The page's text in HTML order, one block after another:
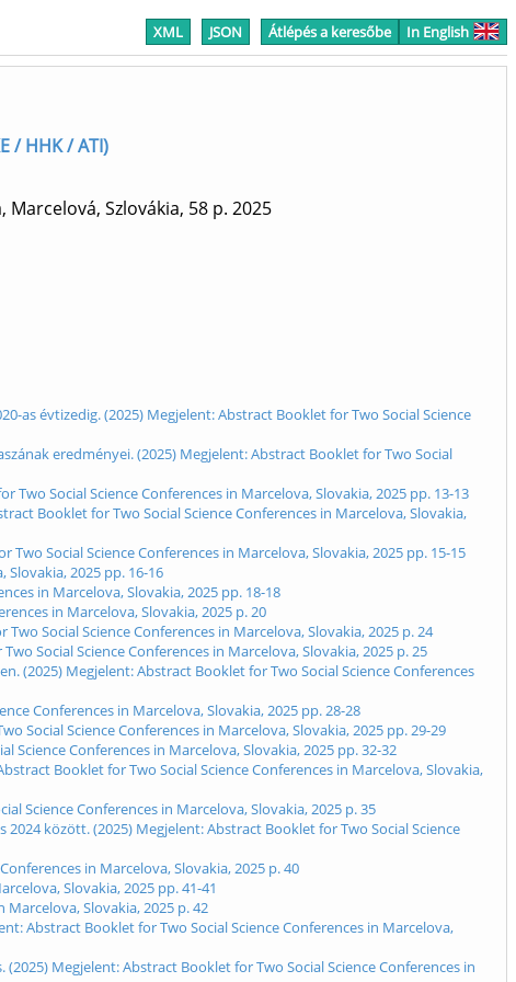
XML JSON Átlépés a keresőbe In English
/ HHK / ATI)
Szlovákia, 58 p. 2025
as évtizedig. (2025) Megjelent: Abstract Booklet for Two Social Science
eredményei. (2025) Megjelent: Abstract Booklet for Two Social
Social Science Conferences in Marcelova, Slovakia, 2025 pp. 13-13
Booklet for Two Social Science Conferences in Marcelova, Slovakia,
Social Science Conferences in Marcelova, Slovakia, 2025 pp. 15-15
2025 pp. 16-16
in Marcelova, Slovakia, 2025 pp. 18-18
in Marcelova, Slovakia, 2025 p. 20
Social Science Conferences in Marcelova, Slovakia, 2025 p. 24
Social Science Conferences in Marcelova, Slovakia, 2025 p. 25
(2025) Megjelent: Abstract Booklet for Two Social Science Conferences
Conferences in Marcelova, Slovakia, 2025 pp. 28-28
Social Science Conferences in Marcelova, Slovakia, 2025 pp. 29-29
Conferences in Marcelova, Slovakia, 2025 pp. 32-32
Booklet for Two Social Science Conferences in Marcelova, Slovakia,
Science Conferences in Marcelova, Slovakia, 2025 p. 35
között. (2025) Megjelent: Abstract Booklet for Two Social Science
in Marcelova, Slovakia, 2025 p. 40
Slovakia, 2025 pp. 41-41
Slovakia, 2025 p. 42
Abstract Booklet for Two Social Science Conferences in Marcelova,
Megjelent: Abstract Booklet for Two Social Science Conferences in